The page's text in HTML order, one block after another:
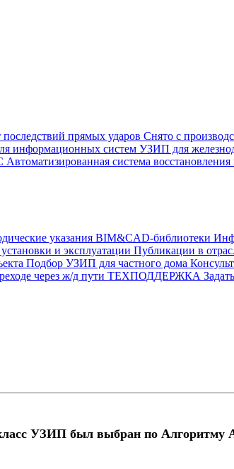
последствий прямых ударов Снято с
информационных систем УЗИП для
Автоматизированная система
указания BIM&CAD-библиотеки
и эксплуатации Публикации в
Подбор УЗИП для частного дома
через ж/д пути ТЕХПОДДЕРЖКА
УЗИП был выбран по Алгоритму